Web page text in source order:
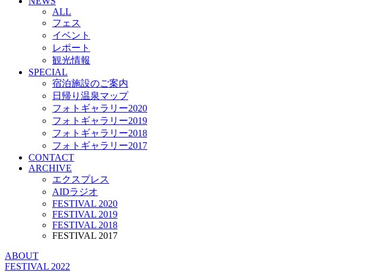
ALL
フェス
イベント
レポート
観光情報
SPECIAL
宿泊施設のご案内
日帰り温泉マップ
フォトギャラリー2020
フォトギャラリー2019
フォトギャラリー2018
フォトギャラリー2017
CONTACT
ARCHIVE
エクスプレス
AIDラジオ
FESTIVAL 2020
FESTIVAL 2019
FESTIVAL 2018
FESTIVAL 2017
ABOUT
FESTIVAL 2022